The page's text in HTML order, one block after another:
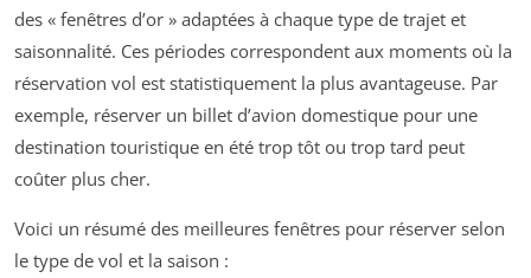
des « fenêtres d’or » adaptées à chaque type de trajet et
saisonnalité. Ces périodes correspondent aux moments où la
réservation vol est statistiquement la plus avantageuse. Par
exemple, réserver un billet d’avion domestique pour une
destination touristique en été trop tôt ou trop tard peut
coûter plus cher.
Voici un résumé des meilleures fenêtres pour réserver selon
le type de vol et la saison :